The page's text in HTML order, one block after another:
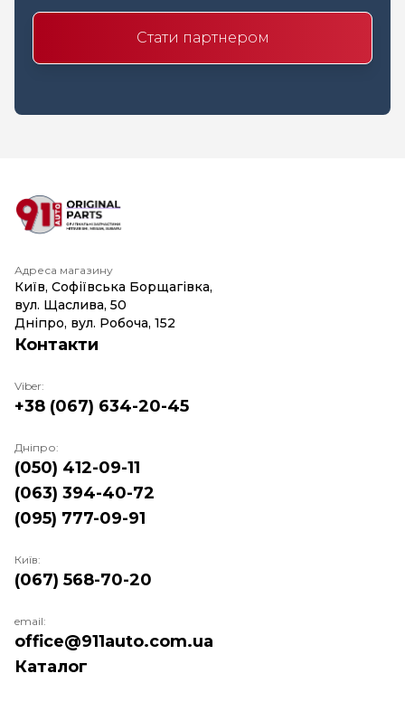
Стати партнером
Адреса магазину
Київ, Софіївська Борщагівка,
вул. Щаслива, 50
Дніпро, вул. Робоча, 152
Каталог
Контакти
Viber:
+38 (067) 634-20-45
Дніпро:
(050) 412-09-11
(063) 394-40-72
(095) 777-09-91
Київ:
(067) 568-70-20
email:
office@911auto.com.ua